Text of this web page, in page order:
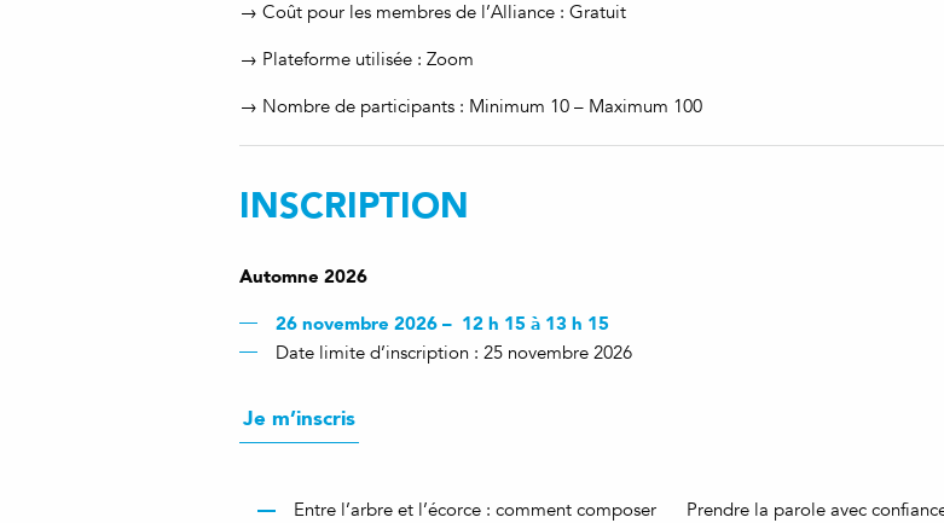
→ Coût pour les membres de l’Alliance : Gratuit
→ Plateforme utilisée : Zoom
→ Nombre de participants : Minimum 10 – Maximum 100
INSCRIPTION
Automne 2026
26 novembre 2026 – 12 h 15 à 13 h 15
Date limite d’inscription : 25 novembre 2026
Je m’inscris
Entre l’arbre et l’écorce : comment composer
Prendre la parole avec